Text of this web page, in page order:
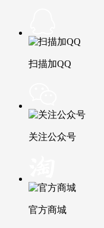
扫描加QQ
关注公众号
官方商城